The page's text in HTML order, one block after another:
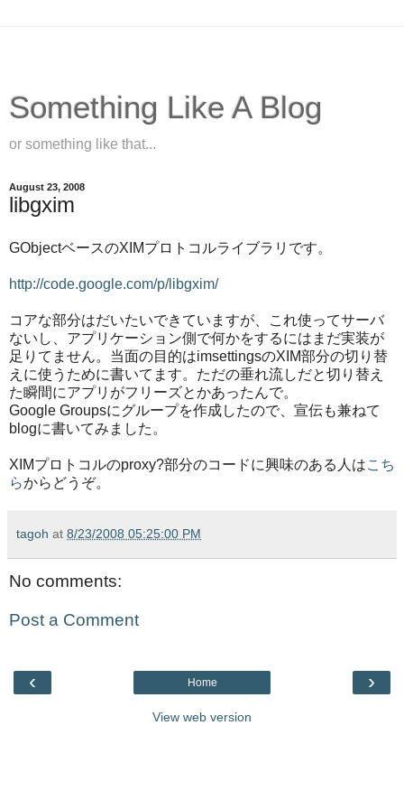
Something Like A Blog
or something like that...
August 23, 2008
libgxim
GObjectベースのXIMプロトコルライブラリです。
http://code.google.com/p/libgxim/
コアな部分はだいたいできていますが、これ使ってサーバ
ないし、アプリケーション側で何かをするにはまだ実装が
足りてません。当面の目的はimsettingsのXIM部分の切り替
えに使うために書いてます。ただの垂れ流しだと切り替え
た瞬間にアプリがフリーズとかあったんで。
Google Groupsにグループを作成したので、宣伝も兼ねて
blogに書いてみました。
XIMプロトコルのproxy?部分のコードに興味のある人はこち
らからどうぞ。
tagoh at 8/23/2008 05:25:00 PM
No comments:
Post a Comment
‹ ›
Home
View web version